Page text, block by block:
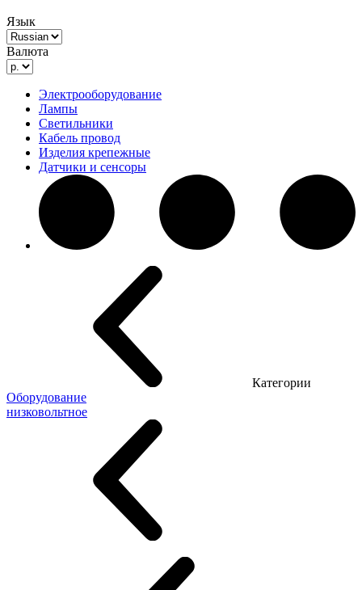
Язык
Валюта
Электрооборудование
Лампы
Светильники
Кабель провод
Изделия крепежные
Датчики и сенсоры
Категории
Оборудование
низковольтное